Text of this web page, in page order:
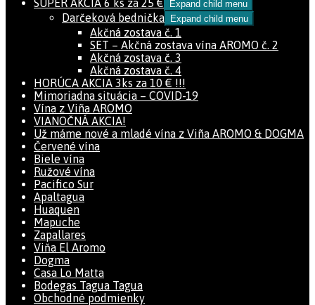
SUPER AKCIA 6 ks za 25 €
Expand child menu
Darčeková bednička Expand child menu
Akčná zostava č. 1
SET – Akčná zostava vína AROMO č. 2
Akčná zostava č. 3
Akčná zostava č. 4
HORÚCA AKCIA 3ks za 10 € !!!
Mimoriadna situácia – COVID-19
Vína z Viña AROMO
VIANOČNÁ AKCIA!
Už máme nové a mladé vína z Viña AROMO & DOGMA
Červené vína
Biele vína
Ružové vína
Pacifico Sur
Apaltagua
Huaquen
Mapuche
Zapallares
Viňa El Aromo
Dogma
Casa Lo Matta
Bodegas Tagua Tagua
Obchodné podmienky